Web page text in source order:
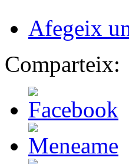
Afegeix
Comparteix: